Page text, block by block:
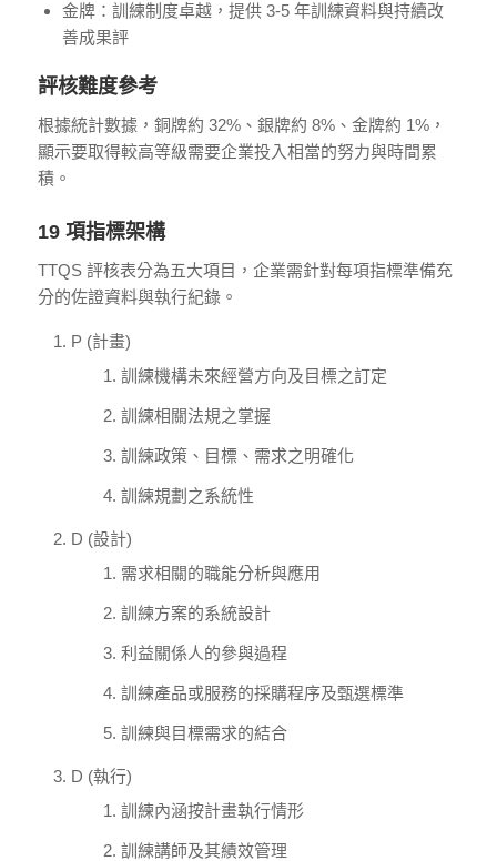
金牌：訓練制度卓越，提供 3-5 年訓練資料與持續改
善成果評
評核難度參考
根據統計數據，銅牌約 32%、銀牌約 8%、金牌約 1%，
顯示要取得較高等級需要企業投入相當的努力與時間累
積。
19 項指標架構
TTQS 評核表分為五大項目，企業需針對每項指標準備充
分的佐證資料與執行紀錄。
P (計畫)
訓練機構未來經營方向及目標之訂定
訓練相關法規之掌握
訓練政策、目標、需求之明確化
訓練規劃之系統性
D (設計)
需求相關的職能分析與應用
訓練方案的系統設計
利益關係人的參與過程
訓練產品或服務的採購程序及甄選標準
訓練與目標需求的結合
D (執行)
訓練內涵按計畫執行情形
訓練講師及其績效管理